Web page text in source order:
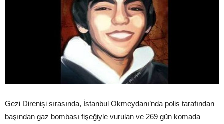
Gezi Direnişi sırasında, İstanbul Okmeydanı’nda polis tarafından
başından gaz bombası fişeğiyle vurulan ve 269 gün komada